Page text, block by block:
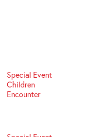
Special Event
Children
Encounter